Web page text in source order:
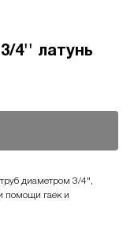
4'' латунь
диаметром 3/4",
помощи гаек и